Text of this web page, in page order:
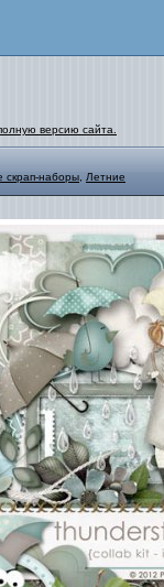
версию сайта.
скрап-наборы
Летние